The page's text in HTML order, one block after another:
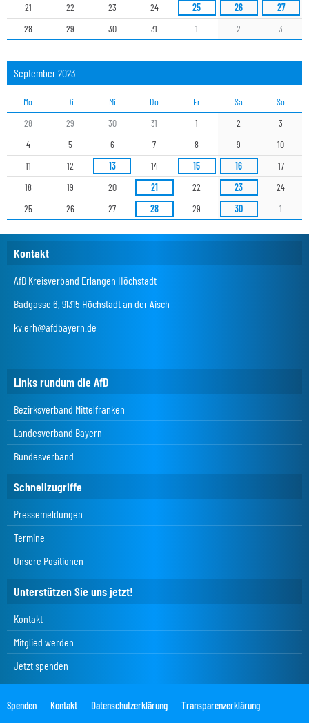
21
22 23 24 25 26
27
28
29 30 31 1 2 3
September 2023
Mo Di Mi Do Fr Sa
So
28
29 30 31 1 2
3
4
5 6 7 8 9
10
11
12 13 14 15 16
17
18
19 20 21 22 23
24
25
26 27 28 29 30 1
Kontakt
AfD Kreisverband Erlangen Höchstadt
Badgasse 6, 91315 Höchstadt an der Aisch
kv.erh@afdbayern.de
Links rundum die AfD
Bezirksverband Mittelfranken
Landesverband Bayern
Bundesverband
Schnellzugriffe
Pressemeldungen
Termine
Unsere Positionen
Unterstützen Sie uns jetzt!
Kontakt
Mitglied werden
Jetzt spenden
Spenden Kontakt Datenschutzerklärung Transparenzerklärung